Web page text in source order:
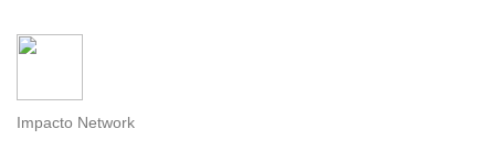
Impacto Network